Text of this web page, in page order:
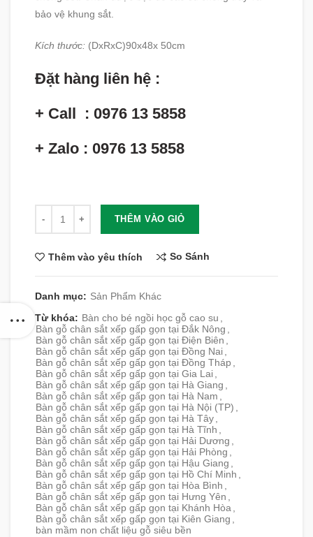
bảo vệ khung sắt.
Kích thước: (DxRxC)90x48x 50cm
Đặt hàng liên hệ :
+ Call : 0976 13 5858
+ Zalo : 0976 13 5858
THÊM VÀO GIỎ
Thêm vào yêu thích So Sánh
Danh mục: Sản Phẩm Khác
Từ khóa: Bàn cho bé ngồi học gỗ cao su ,
Bàn gỗ chân sắt xếp gấp gọn tại Đắk Nông ,
Bàn gỗ chân sắt xếp gấp gọn tại Điện Biên ,
Bàn gỗ chân sắt xếp gấp gọn tại Đồng Nai,
Bàn gỗ chân sắt xếp gấp gọn tại Đồng Tháp,
Bàn gỗ chân sắt xếp gấp gọn tại Gia Lai,
Bàn gỗ chân sắt xếp gấp gọn tại Hà Giang ,
Bàn gỗ chân sắt xếp gấp gọn tại Hà Nam ,
Bàn gỗ chân sắt xếp gấp gọn tại Hà Nội (TP) ,
Bàn gỗ chân sắt xếp gấp gọn tại Hà Tây,
Bàn gỗ chân sắt xếp gấp gọn tại Hà Tĩnh ,
Bàn gỗ chân sắt xếp gấp gọn tại Hải Dương ,
Bàn gỗ chân sắt xếp gấp gọn tại Hải Phòng ,
Bàn gỗ chân sắt xếp gấp gọn tại Hậu Giang ,
Bàn gỗ chân sắt xếp gấp gọn tại Hồ Chí Minh ,
Bàn gỗ chân sắt xếp gấp gọn tại Hòa Bình ,
Bàn gỗ chân sắt xếp gấp gọn tại Hưng Yên ,
Bàn gỗ chân sắt xếp gấp gọn tại Khánh Hòa,
Bàn gỗ chân sắt xếp gấp gọn tại Kiên Giang ,
bàn mầm non chất liệu gỗ siêu bền